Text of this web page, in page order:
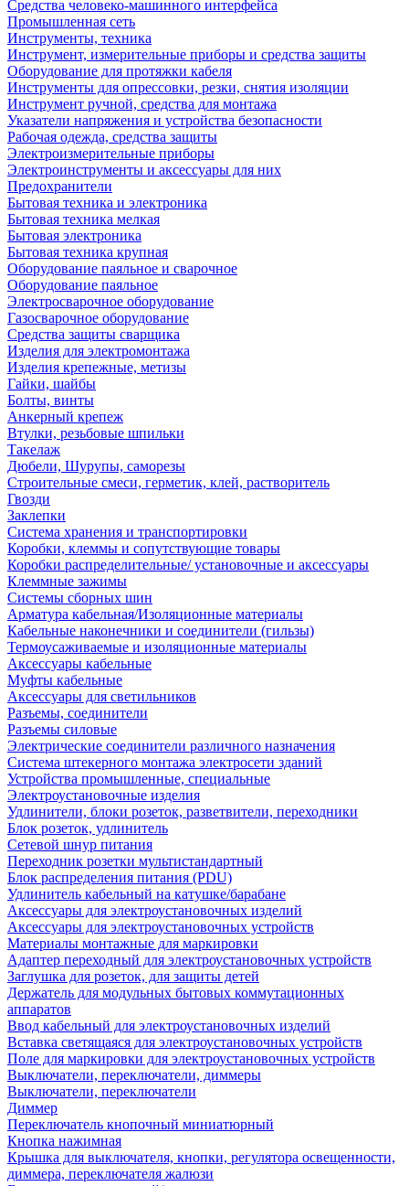
Средства человеко-машинного интерфейса
Промышленная сеть
Инструменты, техника
Инструмент, измерительные приборы и средства защиты
Оборудование для протяжки кабеля
Инструменты для опрессовки, резки, снятия изоляции
Инструмент ручной, средства для монтажа
Указатели напряжения и устройства безопасности
Рабочая одежда, средства защиты
Электроизмерительные приборы
Электроинструменты и аксессуары для них
Предохранители
Бытовая техника и электроника
Бытовая техника мелкая
Бытовая электроника
Бытовая техника крупная
Оборудование паяльное и сварочное
Оборудование паяльное
Электросварочное оборудование
Газосварочное оборудование
Средства защиты сварщика
Изделия для электромонтажа
Изделия крепежные, метизы
Гайки, шайбы
Болты, винты
Анкерный крепеж
Втулки, резьбовые шпильки
Такелаж
Дюбели, Шурупы, саморезы
Строительные смеси, герметик, клей, растворитель
Гвозди
Заклепки
Система хранения и транспортировки
Коробки, клеммы и сопутствующие товары
Коробки распределительные/ установочные и аксессуары
Клеммные зажимы
Системы сборных шин
Арматура кабельная/Изоляционные материалы
Кабельные наконечники и соединители (гильзы)
Термоусаживаемые и изоляционные материалы
Аксессуары кабельные
Муфты кабельные
Аксессуары для светильников
Разъемы, соединители
Разъемы силовые
Электрические соединители различного назначения
Система штекерного монтажа электросети зданий
Устройства промышленные, специальные
Электроустановочные изделия
Удлинители, блоки розеток, разветвители, переходники
Блок розеток, удлинитель
Сетевой шнур питания
Переходник розетки мультистандартный
Блок распределения питания (PDU)
Удлинитель кабельный на катушке/барабане
Аксессуары для электроустановочных изделий
Аксессуары для электроустановочных устройств
Материалы монтажные для маркировки
Адаптер переходный для электроустановочных устройств
Заглушка для розеток, для защиты детей
Держатель для модульных бытовых коммутационных
аппаратов
Ввод кабельный для электроустановочных изделий
Вставка светящаяся для электроустановочных устройств
Поле для маркировки для электроустановочных устройств
Выключатели, переключатели, диммеры
Выключатели, переключатели
Диммер
Переключатель кнопочный миниатюрный
Кнопка нажимная
Крышка для выключателя, кнопки, регулятора освещенности,
диммера, переключателя жалюзи